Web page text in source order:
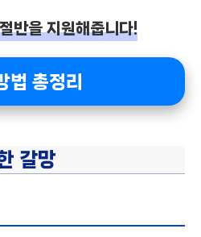
반을 지원해줍니다!
법 총정리
갈망